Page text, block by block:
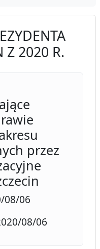
Z 2020 R.
przez
08/06
08/06